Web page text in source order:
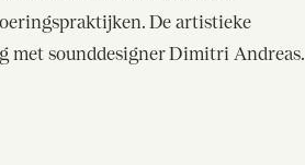
De artistieke
met sounddesigner Dimitri Andreas.